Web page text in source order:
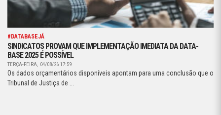
#DATABASEJÁ
SINDICATOS PROVAM QUE IMPLEMENTAÇÃO IMEDIATA DA DATA-
BASE 2025 É POSSÍVEL
TERÇA-FEIRA, 04/08/26 17:59
Os dados orçamentários disponíveis apontam para uma conclusão que o
Tribunal de Justiça de ...